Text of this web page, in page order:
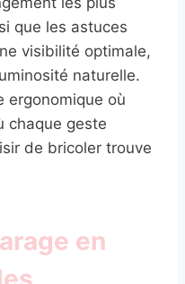
que les astuces
visibilité optimale,
naturelle.
ergonomique où
chaque geste
de bricoler trouve
en